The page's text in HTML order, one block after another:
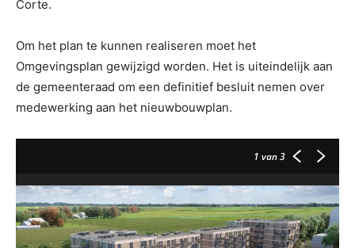
Corte.
Om het plan te kunnen realiseren moet het
Omgevingsplan gewijzigd worden. Het is uiteindelijk aan
de gemeenteraad om een definitief besluit nemen over
medewerking aan het nieuwbouwplan.
1 van 3